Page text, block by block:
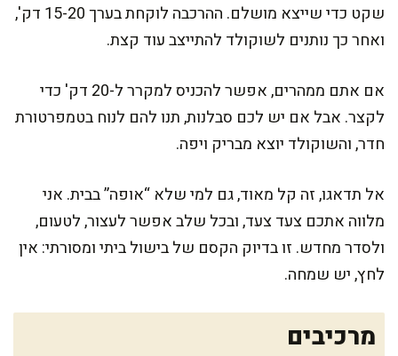
שקט כדי שייצא מושלם. ההרכבה לוקחת בערך 15-20 דק',
ואחר כך נותנים לשוקולד להתייצב עוד קצת.
אם אתם ממהרים, אפשר להכניס למקרר ל-20 דק' כדי
לקצר. אבל אם יש לכם סבלנות, תנו להם לנוח בטמפרטורת
חדר, והשוקולד יוצא מבריק ויפה.
אל תדאגו, זה קל מאוד, גם למי שלא “אופה” בבית. אני
מלווה אתכם צעד צעד, ובכל שלב אפשר לעצור, לטעום,
ולסדר מחדש. זו בדיוק הקסם של בישול ביתי ומסורתי: אין
לחץ, יש שמחה.
מרכיבים